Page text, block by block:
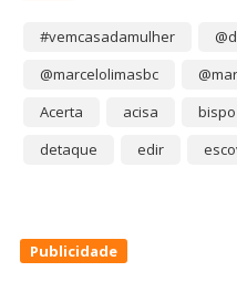
#vemcasadamulher
@marcelolimasbc
Acerta
acisa bispo
detaque
edir
Publicidade